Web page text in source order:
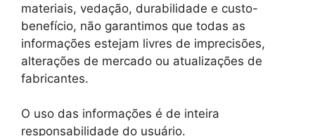
materiais, vedação, durabilidade e custo-
benefício, não garantimos que todas as
informações estejam livres de imprecisões,
alterações de mercado ou atualizações de
fabricantes.
O uso das informações é de inteira
responsabilidade do usuário.